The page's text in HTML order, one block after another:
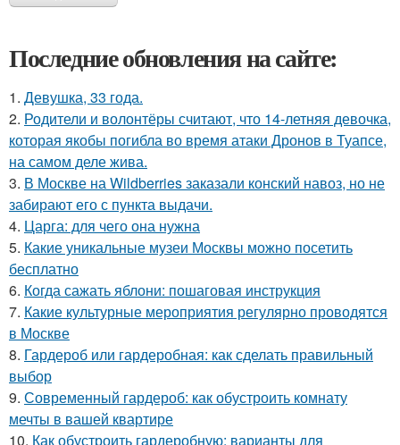
Последние обновления на сайте:
1. Девушка, 33 года.
2. Родители и волонтёры считают, что 14-летняя девочка,
которая якобы погибла во время атаки Дронов в Туапсе,
на самом деле жива.
3. В Москве на Wildberries заказали конский навоз, но не
забирают его с пункта выдачи.
4. Царга: для чего она нужна
5. Какие уникальные музеи Москвы можно посетить
бесплатно
6. Когда сажать яблони: пошаговая инструкция
7. Какие культурные мероприятия регулярно проводятся
в Москве
8. Гардероб или гардеробная: как сделать правильный
выбор
9. Современный гардероб: как обустроить комнату
мечты в вашей квартире
10. Как обустроить гардеробную: варианты для